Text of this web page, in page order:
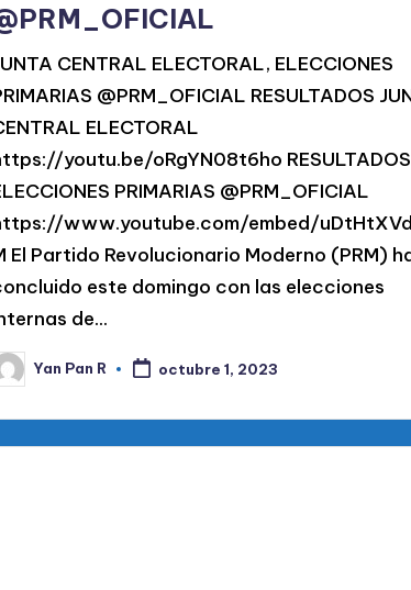
CENTRAL ELECTORAL, ELECCIONES
@PRM_OFICIAL RESULTADOS
ELECTORAL
youtu.be/oRgYN08t6ho RESULTADOS
PRIMARIAS @PRM_OFICIAL
www.youtube.com/embed/
El Partido Revolucionario Moderno (PRM)
este domingo con las elecciones
de…
Yan Pan R octubre 1, 2023